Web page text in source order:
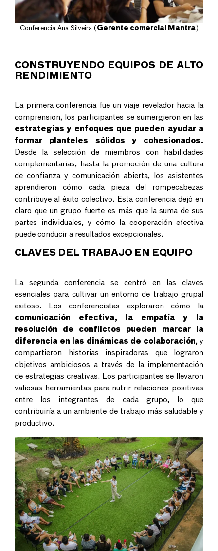
Conferencia Ana Silveira ( Gerente comercial Mantra)
CONSTRUYENDO EQUIPOS DE ALTO
RENDIMIENTO
La primera conferencia fue un viaje revelador hacia la
comprensión, los participantes se sumergieron en las
estrategias y enfoques que pueden ayudar a
formar planteles sólidos y cohesionados.
Desde la selección de miembros con habilidades
complementarias, hasta la promoción de una cultura
de confianza y comunicación abierta, los asistentes
aprendieron cómo cada pieza del rompecabezas
contribuye al éxito colectivo. Esta conferencia dejó en
claro que un grupo fuerte es más que la suma de sus
partes individuales, y cómo la cooperación efectiva
puede conducir a resultados excepcionales.
CLAVES DEL TRABAJO EN EQUIPO
La segunda conferencia se centró en las claves
esenciales para cultivar un entorno de trabajo grupal
exitoso. Los conferencistas exploraron cómo la
comunicación efectiva, la empatía y la
resolución de conflictos pueden marcar la
diferencia en las dinámicas de colaboración, y
compartieron historias inspiradoras que lograron
objetivos ambiciosos a través de la implementación
de estrategias creativas. Los participantes se llevaron
valiosas herramientas para nutrir relaciones positivas
entre los integrantes de cada grupo, lo que
contribuiría a un ambiente de trabajo más saludable y
productivo.